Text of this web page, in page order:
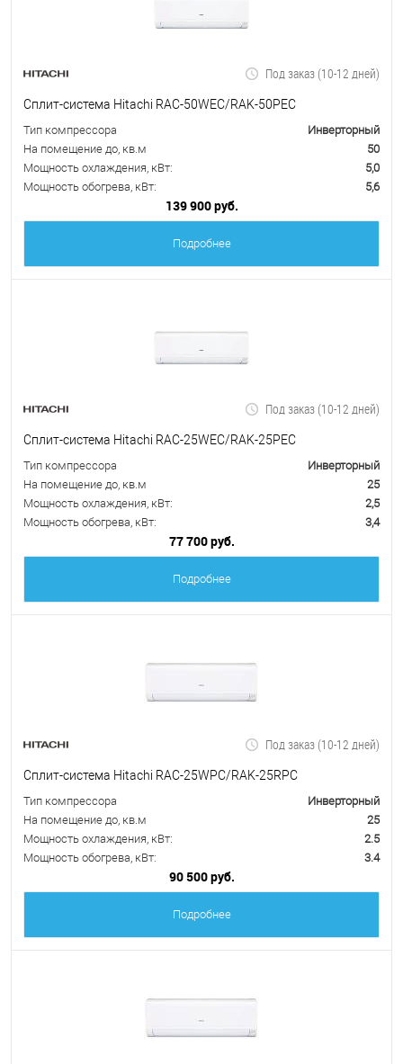
Под заказ (10-12 дней)
Сплит-система Hitachi RAC-50WEC/RAK-50PEC
Тип компрессора
Инверторный
На помещение до, кв.м
50
Мощность охлаждения, кВт:
5,0
Мощность обогрева, кВт:
5,6
139 900 руб.
Подробнее
Под заказ (10-12 дней)
Сплит-система Hitachi RAC-25WEC/RAK-25PEC
Тип компрессора
Инверторный
На помещение до, кв.м
25
Мощность охлаждения, кВт:
2,5
Мощность обогрева, кВт:
3,4
77 700 руб.
Подробнее
Под заказ (10-12 дней)
Сплит-система Hitachi RAC-25WPC/RAK-25RPC
Тип компрессора
Инверторный
На помещение до, кв.м
25
Мощность охлаждения, кВт:
2.5
Мощность обогрева, кВт:
3.4
90 500 руб.
Подробнее